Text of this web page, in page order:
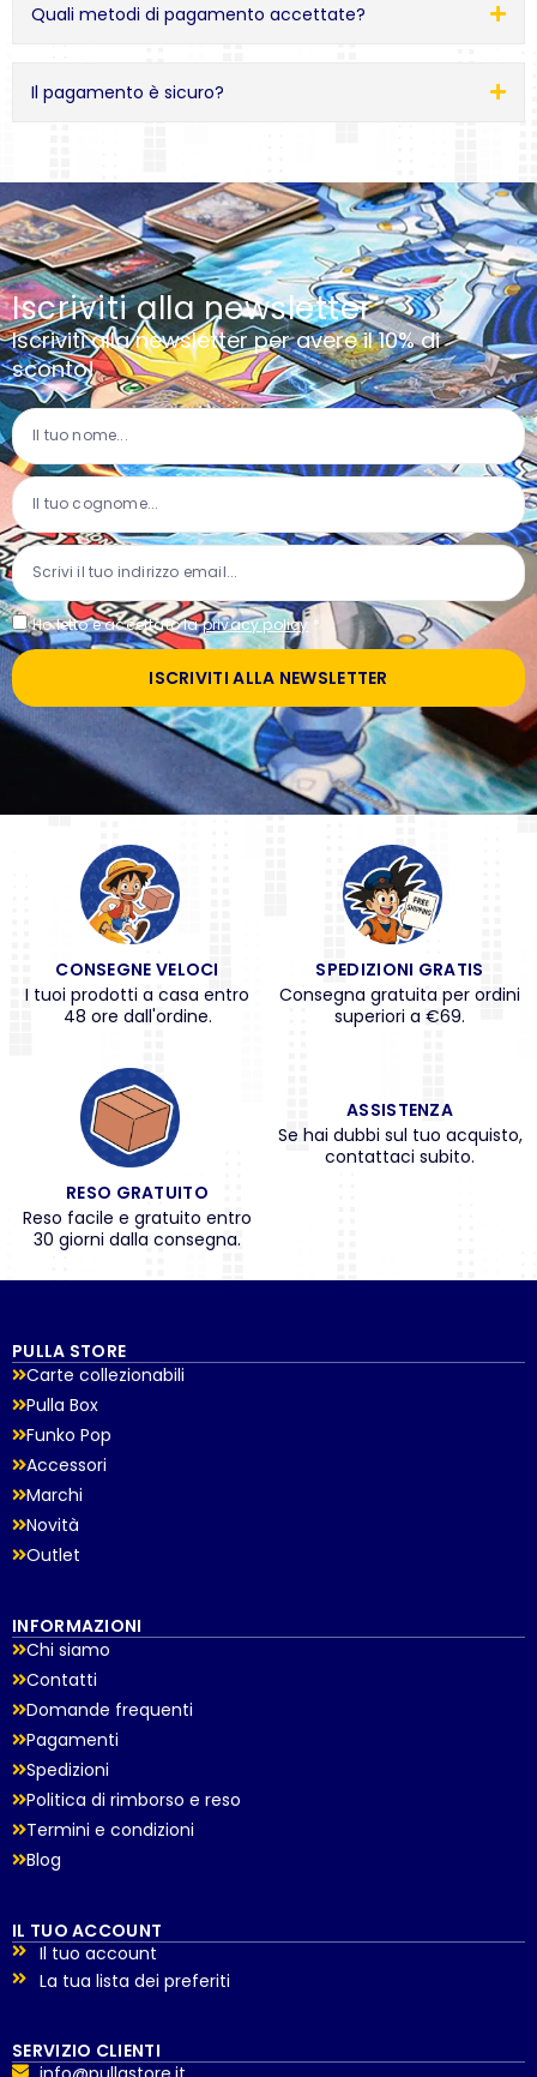
Quali metodi di pagamento accettate?
Il pagamento è sicuro?
Iscriviti alla newsletter
Iscriviti alla newsletter per avere il 10% di
sconto!
Ho letto e accettato laprivacy policy *
ISCRIVITI ALLA NEWSLETTER
CONSEGNE VELOCI
I tuoi prodotti a casa entro
48 ore dall'ordine.
SPEDIZIONI GRATIS
Consegna gratuita per ordini
superiori a €69.
RESO GRATUITO
Reso facile e gratuito entro
30 giorni dalla consegna.
ASSISTENZA
Se hai dubbi sul tuo acquisto,
contattaci subito.
PULLA STORE
Carte collezionabili
Pulla Box
Funko Pop
Accessori
Marchi
Novità
Outlet
INFORMAZIONI
Chi siamo
Contatti
Domande frequenti
Pagamenti
Spedizioni
Politica di rimborso e reso
Termini e condizioni
Blog
IL TUO ACCOUNT
Il tuo account
La tua lista dei preferiti
SERVIZIO CLIENTI